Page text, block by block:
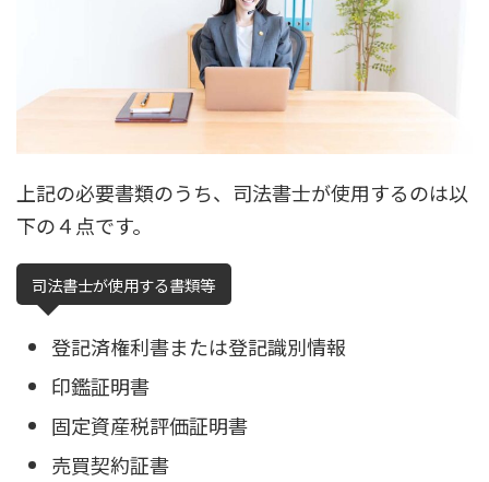
上記の必要書類のうち、司法書士が使用するのは以
下の４点です。
司法書士が使用する書類等
登記済権利書または登記識別情報
印鑑証明書
固定資産税評価証明書
売買契約証書